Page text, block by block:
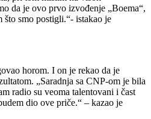
da je ovo prvo izvođenje „Boema“,
što smo postigli.“- istakao je
horom. I on je rekao da je
„Saradnja sa CNP-om je bila
radio su veoma talentovani i čast
dio ove priče.“ – kazao je